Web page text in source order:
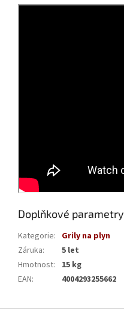
Doplňkové parametry
Kategorie: Grily na plyn
Záruka:
5 let
Hmotnost:
15 kg
EAN: 4004293255662